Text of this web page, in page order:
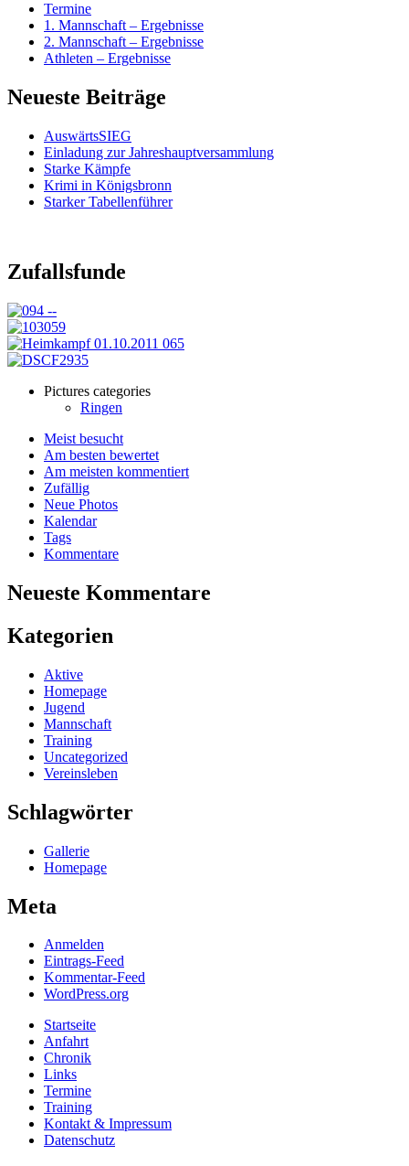
Termine
1. Mannschaft – Ergebnisse
2. Mannschaft – Ergebnisse
Athleten – Ergebnisse
Neueste Beiträge
AuswärtsSIEG
Einladung zur Jahreshauptversammlung
Starke Kämpfe
Krimi in Königsbronn
Starker Tabellenführer
Zufallsfunde
Pictures categories
Ringen
Meist besucht
Am besten bewertet
Am meisten kommentiert
Zufällig
Neue Photos
Kalendar
Tags
Kommentare
Neueste Kommentare
Kategorien
Aktive
Homepage
Jugend
Mannschaft
Training
Uncategorized
Vereinsleben
Schlagwörter
Gallerie
Homepage
Meta
Anmelden
Eintrags-Feed
Kommentar-Feed
WordPress.org
Startseite
Anfahrt
Chronik
Links
Termine
Training
Kontakt & Impressum
Datenschutz